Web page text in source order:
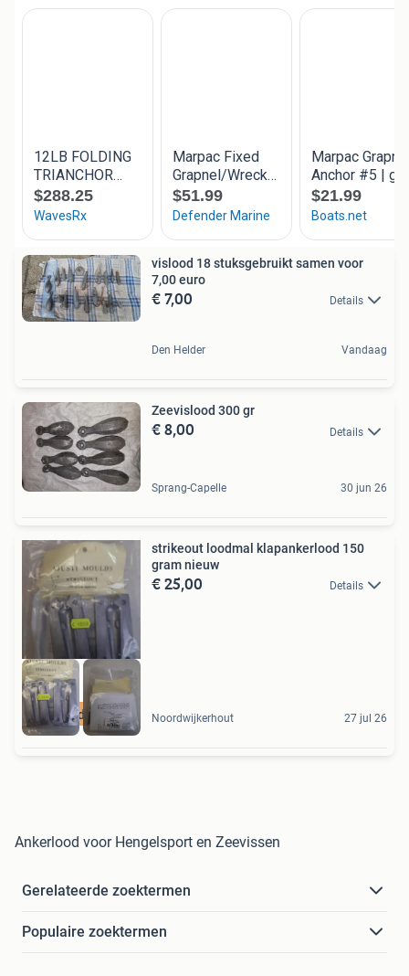
vislood 18 stuksgebruikt samen voor
7,00 euro
€ 7,00 Details
Den Helder Vandaag
Zeevislood 300 gr
€ 8,00 Details
Sprang-Capelle 30 jun 26
Loodmal
strikeout loodmal klapankerlood 150
gram nieuw
€ 25,00 Details
Noordwijkerhout 27 jul 26
Ankerlood voor Hengelsport en Zeevissen
Gerelateerde zoektermen
Populaire zoektermen